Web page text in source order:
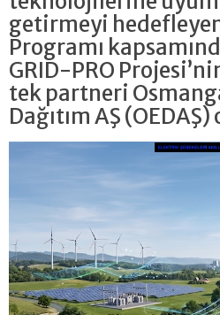
getirmeyi
Programı
GRID-PRO
tek partneri
Dağıtım AŞ